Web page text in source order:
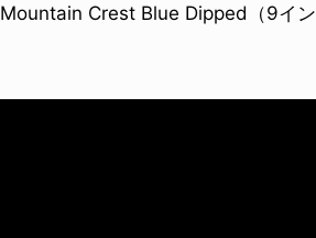
Mountain Crest Blue Dipped（9イ